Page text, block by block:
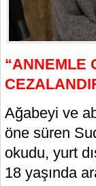
“ANNEMLE
Ağabeyi ve
öne süren
okudu, yurt
18 yaşında